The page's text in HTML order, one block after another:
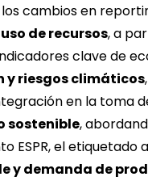
cambios en
de recursos, a
clave de
y riesgos climáticos
en la toma
sostenible,
ESPR, el
y demanda de